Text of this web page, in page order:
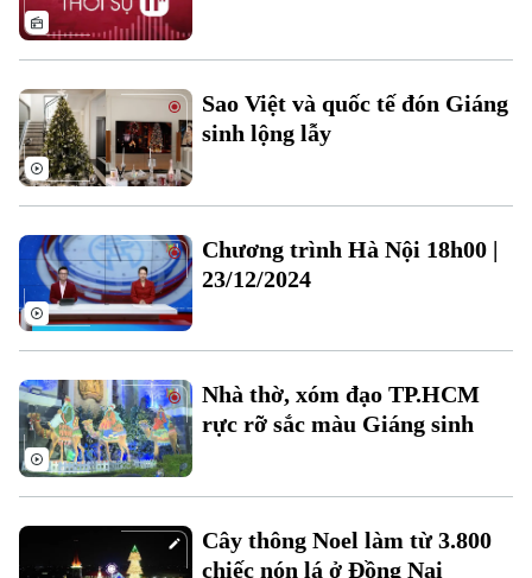
Theo dõi Hà Nội On
Sao Việt và quốc tế đón Giáng
sinh lộng lẫy
Chương trình Hà Nội 18h00 |
23/12/2024
Nhà thờ, xóm đạo TP.HCM
rực rỡ sắc màu Giáng sinh
Cây thông Noel làm từ 3.800
chiếc nón lá ở Đồng Nai